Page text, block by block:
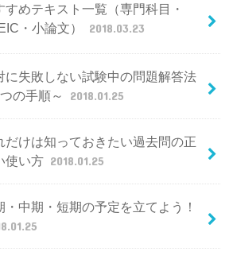
すめテキスト一覧（専門科目・
・小論文）
2018.03.23
に失敗しない試験中の問題解答法
の手順～
2018.01.25
だけは知っておきたい過去問の正
使い方 2018.01.25
・中期・短期の予定を立てよう！